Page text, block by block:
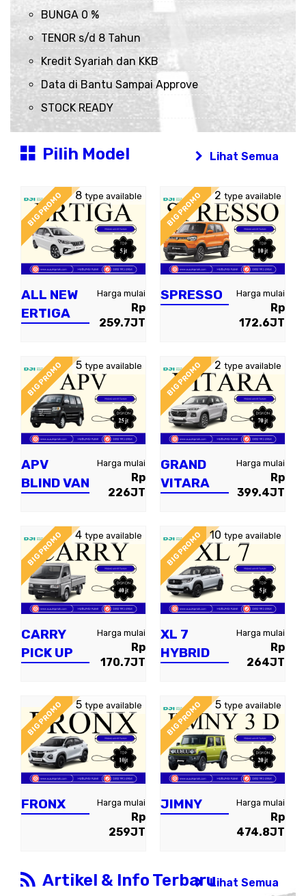
BUNGA 0 %
TENOR s/d 8 Tahun
Kredit Syariah dan KKB
Data di Bantu Sampai Approve
STOCK READY
Pilih Model
ALL NEW
ERTIGA
Harga mulai
Rp
259.7JT
BIG PROMO 8 type available
SPRESSO Harga mulai
Rp
172.6JT
BIG PROMO 2 type available
APV
BLIND VAN
Harga mulai
Rp
226JT
BIG PROMO 5 type available
GRAND
VITARA
Harga mulai
Rp
399.4JT
BIG PROMO 2 type available
CARRY
PICK UP
Harga mulai
Rp
170.7JT
BIG PROMO 4 type available
XL 7
HYBRID
Harga mulai
Rp
264JT
BIG PROMO 10 type available
FRONX Harga mulai
Rp
259JT
BIG PROMO 5 type available
JIMNY Harga mulai
Rp
474.8JT
BIG PROMO 5 type available
Lihat Semua
Artikel & Info TerbaruLihat Semua